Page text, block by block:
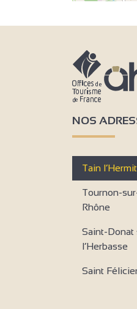
NOS
Tain
Tournon-
Rhône
Saint-Donat
l’Herbasse
Saint